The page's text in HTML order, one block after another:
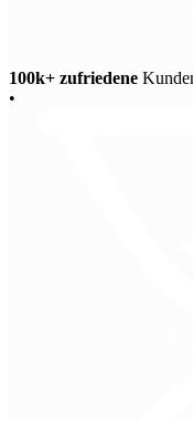
100k+ zufriedene
•